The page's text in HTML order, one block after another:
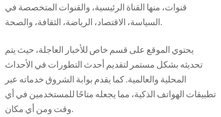
قنوات، منها القناة الرئيسية، والقنوات المتخصصة في
السياسة، الاقتصاد، الرياضة، الثقافة، والصحة.
يحتوي الموقع على قسم خاص للأخبار العاجلة، حيث يتم
تحديثه بشكل مستمر لتقديم أحدث التطورات في الأحداث
المحلية والعالمية. كما يقدم بوابة الشروق خدماته عبر
تطبيقات الهواتف الذكية، مما يجعله متاحًا للمستخدمين في أي
وقت ومن أي مكان.